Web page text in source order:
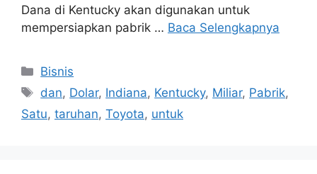
Dana di Kentucky akan digunakan untuk
mempersiapkan pabrik … Baca Selengkapnya
Kategori
Bisnis
Tag
dan, Dolar, Indiana, Kentucky, Miliar, Pabrik,
Satu, taruhan, Toyota, untuk